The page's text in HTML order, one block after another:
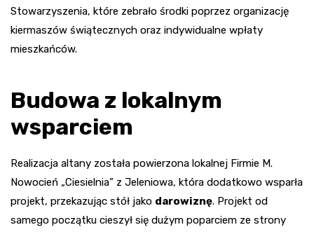
Stowarzyszenia, które zebrało środki poprzez organizację
kiermaszów świątecznych oraz indywidualne wpłaty
mieszkańców.
Budowa z lokalnym
wsparciem
Realizacja altany została powierzona lokalnej Firmie M.
Nowocień „Ciesielnia” z Jeleniowa, która dodatkowo wsparła
projekt, przekazując stół jako darowiznę. Projekt od
samego początku cieszył się dużym poparciem ze strony